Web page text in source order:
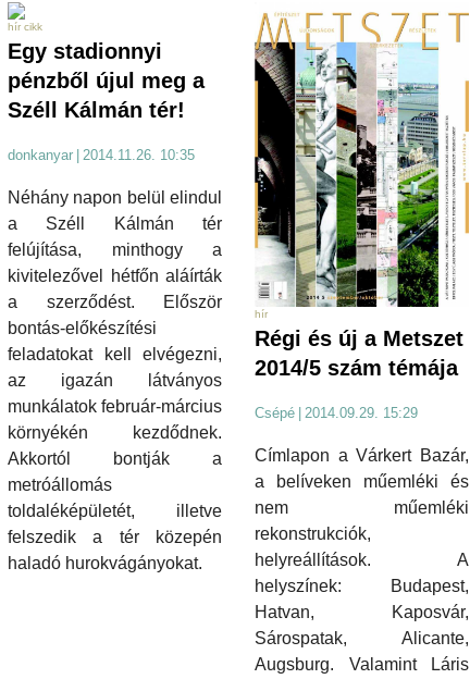
hír cikk
Egy stadionnyi
pénzből újul meg a
Széll Kálmán tér!
donkanyar | 2014.11.26. 10:35
Néhány napon belül elindul
a Széll Kálmán tér
felújítása, minthogy a
kivitelezővel hétfőn aláírták
a szerződést. Először
bontás-előkészítési
feladatokat kell elvégezni,
az igazán látványos
munkálatok február-március
környékén kezdődnek.
Akkortól bontják a
metróállomás
toldaléképületét, illetve
felszedik a tér közepén
haladó hurokvágányokat.
hír
Régi és új a Metszet
2014/5 szám témája
Csépé 2014.09.29. 15:29
Címlapon a Várkert Bazár,
a belíveken műemléki és
nem műemléki
rekonstrukciók,
helyreállítások. A
helyszínek: Budapest,
Hatvan, Kaposvár,
Sárospatak, Alicante,
Augsburg. Valamint Láris